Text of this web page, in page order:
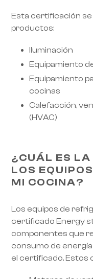
Esta certificación
productos:
Iluminación
Equipamiento
Equipamiento
cocinas
Calefacción,
(HVAC)
¿CUÁL ES LA
LOS
MI COCINA?
Los equipos de
certificado Energy
componentes que
consumo de
el certificado. Estos